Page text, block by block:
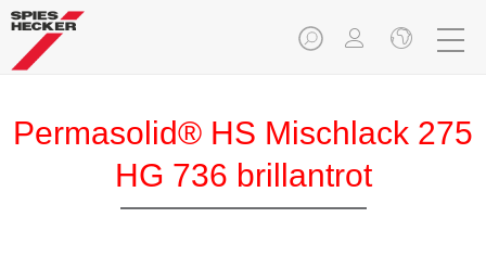
Permasolid® HS Mischlack 275
HG 736 brillantrot